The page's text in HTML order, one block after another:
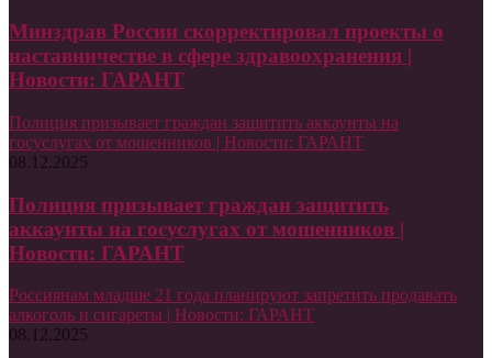
Минздрав России скорректировал проекты о
наставничестве в сфере здравоохранения |
Новости: ГАРАНТ
Полиция призывает граждан защитить аккаунты на
госуслугах от мошенников | Новости: ГАРАНТ
08.12.2025
Полиция призывает граждан защитить
аккаунты на госуслугах от мошенников |
Новости: ГАРАНТ
Россиянам младше 21 года планируют запретить продавать
алкоголь и сигареты | Новости: ГАРАНТ
08.12.2025